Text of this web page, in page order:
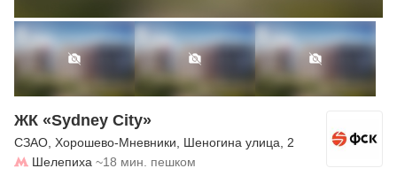
ЖК «Sydney City»
СЗАО Хорошево-Мневники Шеногина улица , 2
Шелепиха ~18 мин. пешком